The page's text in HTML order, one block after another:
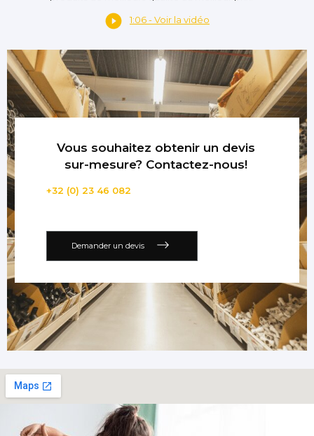
1:06 - Voir la vidéo
Vous souhaitez obtenir un devis
sur-mesure? Contactez-nous!
+32 (0) 23 46 082
Demander un devis